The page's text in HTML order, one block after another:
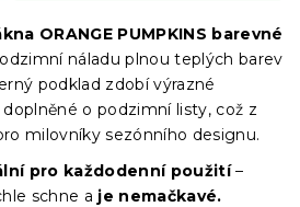
ORANGE PUMPKINS barevné
náladu plnou teplých barev
podklad zdobí výrazné
o podzimní listy, což z
milovníky sezónního designu.
pro každodenní použití–
schne a je nemačkavé.